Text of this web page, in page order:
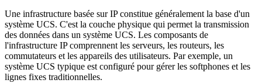
Une infrastructure basée sur IP constitue généralement la base d'un
système UCS. C'est la couche physique qui permet la transmission
des données dans un système UCS. Les composants de
l'infrastructure IP comprennent les serveurs, les routeurs, les
commutateurs et les appareils des utilisateurs. Par exemple, un
système UCS typique est configuré pour gérer les softphones et les
lignes fixes traditionnelles.